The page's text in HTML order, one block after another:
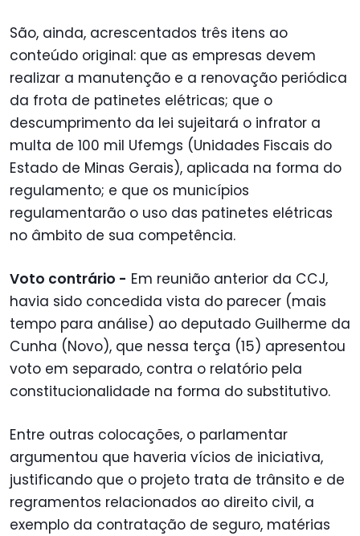
São, ainda, acrescentados três itens ao
conteúdo original: que as empresas devem
realizar a manutenção e a renovação periódica
da frota de patinetes elétricas; que o
descumprimento da lei sujeitará o infrator a
multa de 100 mil Ufemgs (Unidades Fiscais do
Estado de Minas Gerais), aplicada na forma do
regulamento; e que os municípios
regulamentarão o uso das patinetes elétricas
no âmbito de sua competência.
Voto contrário - Em reunião anterior da CCJ,
havia sido concedida vista do parecer (mais
tempo para análise) ao deputado Guilherme da
Cunha (Novo), que nessa terça (15) apresentou
voto em separado, contra o relatório pela
constitucionalidade na forma do substitutivo.
Entre outras colocações, o parlamentar
argumentou que haveria vícios de iniciativa,
justificando que o projeto trata de trânsito e de
regramentos relacionados ao direito civil, a
exemplo da contratação de seguro, matérias